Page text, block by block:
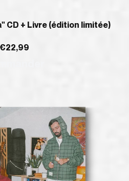
CD + Livre (édition limitée)
€22,99